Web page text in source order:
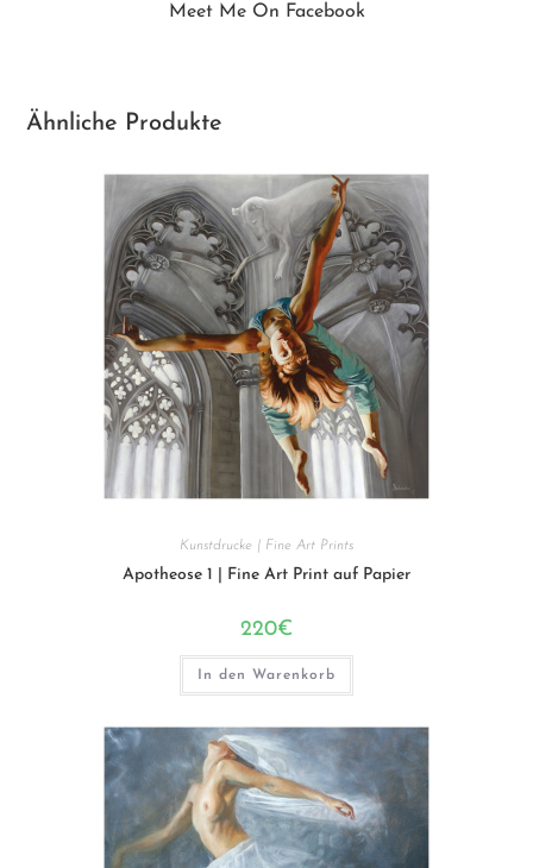
Meet Me On Facebook
Ähnliche Produkte
Kunstdrucke | Fine Art Prints
Apotheose 1 | Fine Art Print auf Papier
220€
In den Warenkorb